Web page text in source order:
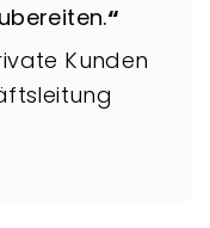
“
Kunden